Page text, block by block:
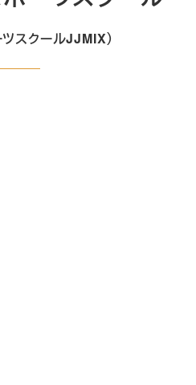
スクールJJMIX）